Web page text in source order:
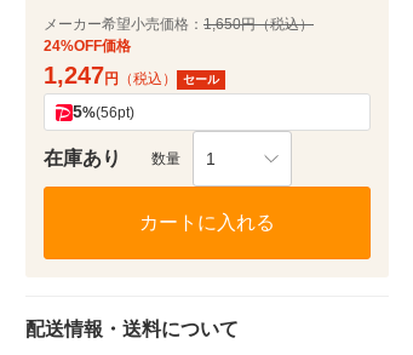
メーカー希望小売価格： 1,650円（税込）
24%OFF価格
1,247円 （税込） セール
5%(56pt)
在庫あり 数量 1
カートに入れる
配送情報・送料について